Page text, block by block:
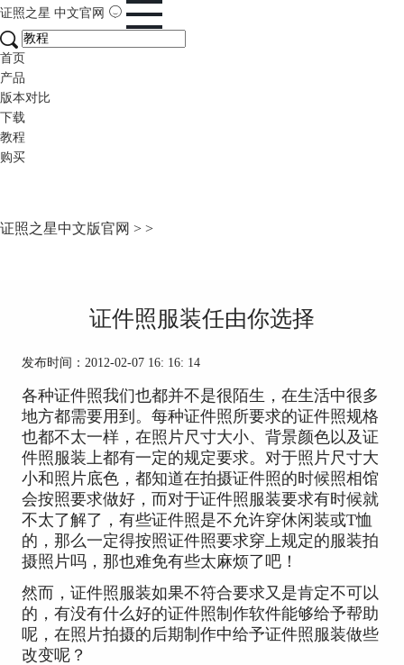
证照之星 中文官网
首页
产品
版本对比
下载
教程
购买
证照之星中文版官网 > >
证件照服装任由你选择
发布时间：2012-02-07 16: 16: 14
各种证件照我们也都并不是很陌生，在生活中很多
地方都需要用到。每种证件照所要求的证件照规格
也都不太一样，在照片尺寸大小、背景颜色以及证
件照服装上都有一定的规定要求。对于照片尺寸大
小和照片底色，都知道在拍摄证件照的时候照相馆
会按照要求做好，而对于证件照服装要求有时候就
不太了解了，有些证件照是不允许穿休闲装或T恤
的，那么一定得按照证件照要求穿上规定的服装拍
摄照片吗，那也难免有些太麻烦了吧！
然而，证件照服装如果不符合要求又是肯定不可以
的，有没有什么好的证件照制作软件能够给予帮助
呢，在照片拍摄的后期制作中给予证件照服装做些
改变呢？